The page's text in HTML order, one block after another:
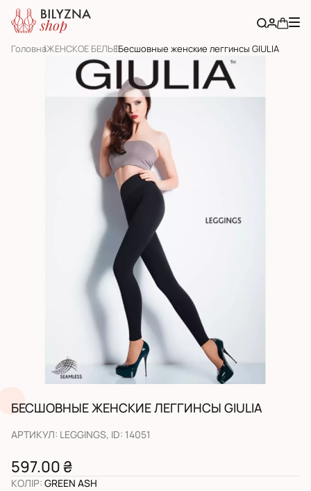
ГоловнаЖЕНСКОЕ БЕЛЬЕБесшовные женские леггинсы GIULIA
БЕСШОВНЫЕ ЖЕНСКИЕ ЛЕГГИНСЫ GIULIA
АРТИКУЛ: LEGGINGS, ID: 14051
597.00 ₴
КОЛІР: GREEN ASH